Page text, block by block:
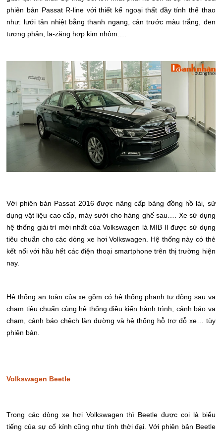
phiên bản Passat R-line với thiết kế ngoại thất đầy tính thể thao
như: lưới tản nhiệt bằng thanh ngang, cản trước màu trắng, đen
tương phản, la-zăng hợp kim nhôm….
Với phiên bản Passat 2016 được nâng cấp bảng đồng hồ lái, sử
dụng vật liệu cao cấp, máy sưởi cho hàng ghế sau…. Xe sử dụng
hệ thống giải trí mới nhất của Volkswagen là MIB II được sử dụng
tiêu chuẩn cho các dòng xe hơi Volkswagen. Hệ thống này có thẻ
kết nối với hầu hết các điện thoại smartphone trên thị trường hiện
nay.
Hệ thống an toàn của xe gồm có hệ thống phanh tự động sau va
chạm tiêu chuẩn cùng hệ thống điều kiển hành trình, cảnh báo va
chạm, cảnh báo chệch làn đường và hệ thống hỗ trợ đỗ xe… tùy
phiên bản.
Volkswagen Beetle
Trong các dòng xe hơi Volkswagen thì Beetle được coi là biểu
tiếng của sự cổ kính cũng như tính thời đại. Với phiên bản Beetle